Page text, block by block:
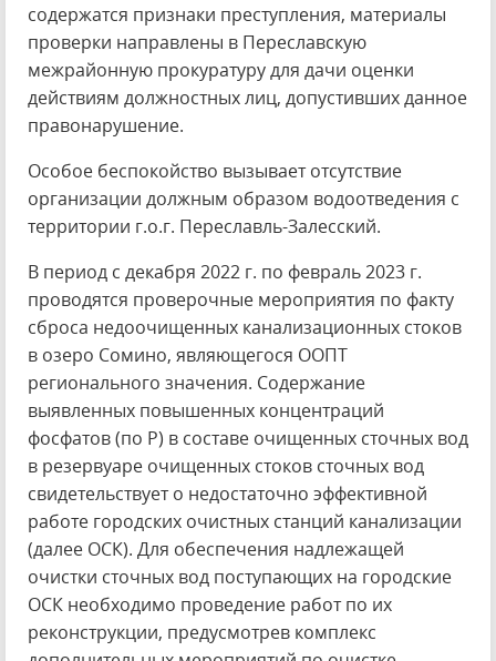
содержатся признаки преступления, материалы
проверки направлены в Переславскую
межрайонную прокуратуру для дачи оценки
действиям должностных лиц, допустивших данное
правонарушение.
Особое беспокойство вызывает отсутствие
организации должным образом водоотведения с
территории г.о.г. Переславль-Залесский.
В период с декабря 2022 г. по февраль 2023 г.
проводятся проверочные мероприятия по факту
сброса недоочищенных канализационных стоков
в озеро Сомино, являющегося ООПТ
регионального значения. Содержание
выявленных повышенных концентраций
фосфатов (по Р) в составе очищенных сточных вод
в резервуаре очищенных стоков сточных вод
свидетельствует о недостаточно эффективной
работе городских очистных станций канализации
(далее ОСК). Для обеспечения надлежащей
очистки сточных вод поступающих на городские
ОСК необходимо проведение работ по их
реконструкции, предусмотрев комплекс